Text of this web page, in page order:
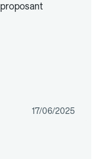
17/06/2025